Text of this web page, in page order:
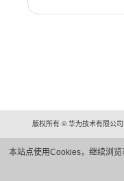
本站点使用Cookies，继续浏
版权所有 © 华为技术有限公